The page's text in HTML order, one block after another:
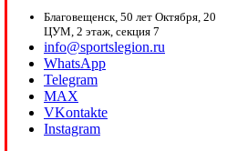
Благовещенск, 50 лет Октября, 20
ЦУМ, 2 этаж, секция 7
info@sportslegion.ru
WhatsApp
Telegram
MAX
VKontakte
Instagram